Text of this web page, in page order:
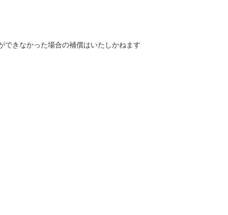
できなかった場合の補償はいたしかねます